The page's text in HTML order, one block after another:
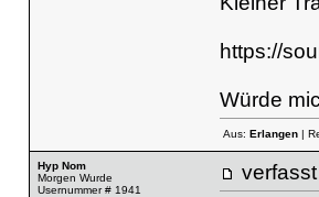
https://
Würde
Aus: Erlangen|
Hyp Nom
Morgen Wurde
Usernummer # 1941
verfasst